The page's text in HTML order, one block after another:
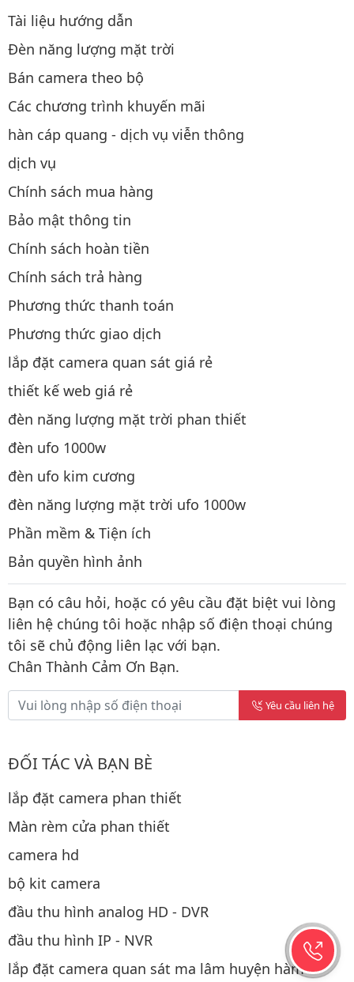
Tài liệu hướng dẫn
Đèn năng lượng mặt trời
Bán camera theo bộ
Các chương trình khuyến mãi
hàn cáp quang - dịch vụ viễn thông
dịch vụ
Chính sách mua hàng
Bảo mật thông tin
Chính sách hoàn tiền
Chính sách trả hàng
Phương thức thanh toán
Phương thức giao dịch
lắp đặt camera quan sát giá rẻ
thiết kế web giá rẻ
đèn năng lượng mặt trời phan thiết
đèn ufo 1000w
đèn ufo kim cương
đèn năng lượng mặt trời ufo 1000w
Phần mềm & Tiện ích
Bản quyền hình ảnh
Bạn có câu hỏi, hoặc có yêu cầu đặt biệt vui lòng
liên hệ chúng tôi hoặc nhập số điện thoại chúng
tôi sẽ chủ động liên lạc với bạn.
Chân Thành Cảm Ơn Bạn.
Yêu cầu liên hệ
ĐỐI TÁC VÀ BẠN BÈ
lắp đặt camera phan thiết
Màn rèm cửa phan thiết
camera hd
bộ kit camera
đầu thu hình analog HD - DVR
đầu thu hình IP - NVR
lắp đặt camera quan sát ma lâm huyện hàm